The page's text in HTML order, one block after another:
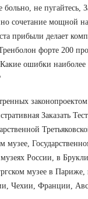
не пугайтесь,
сочетание мощной
прибыли делает
форте 200
ошибки
Заказать
музее,
России, в
музее в Париже,
Чехии, Франции,